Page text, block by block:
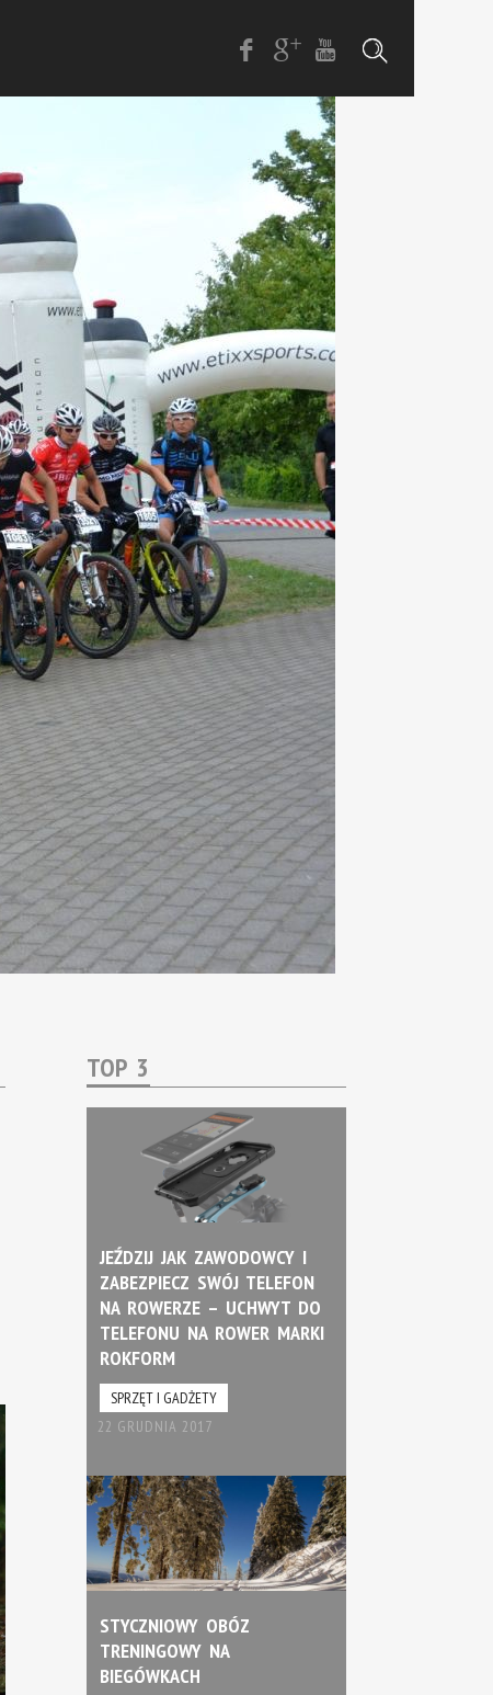
TOP 3
JEŹDZIJ JAK ZAWODOWCY I
ZABEZPIECZ SWÓJ TELEFON
NA ROWERZE – UCHWYT DO
TELEFONU NA ROWER MARKI
ROKFORM
SPRZĘT I GADŻETY
22 GRUDNIA 2017
STYCZNIOWY OBÓZ
TRENINGOWY NA
BIEGÓWKACH